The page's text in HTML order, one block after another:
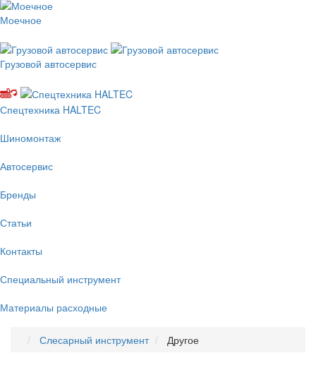
Моечное
Грузовой автосервис
Спецтехника HALTEC
Шиномонтаж
Автосервис
Бренды
Статьи
Контакты
Специальный инструмент
Материалы расходные
Слесарный инструмент Другое